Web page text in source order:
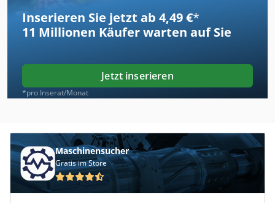
Inserieren Sie jetzt ab 4,49 €*
11 Millionen Käufer warten auf Sie
Jetzt inserieren
*pro Inserat/Monat
Maschinensucher
Gratis im Store